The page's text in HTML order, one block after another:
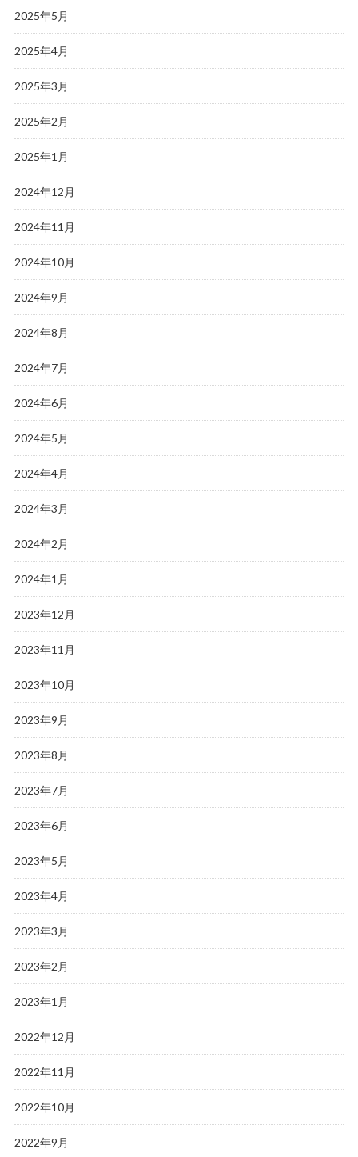
2025年5月
2025年4月
2025年3月
2025年2月
2025年1月
2024年12月
2024年11月
2024年10月
2024年9月
2024年8月
2024年7月
2024年6月
2024年5月
2024年4月
2024年3月
2024年2月
2024年1月
2023年12月
2023年11月
2023年10月
2023年9月
2023年8月
2023年7月
2023年6月
2023年5月
2023年4月
2023年3月
2023年2月
2023年1月
2022年12月
2022年11月
2022年10月
2022年9月